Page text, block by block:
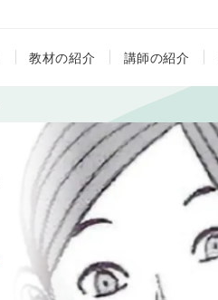
教材の紹介 講師の紹介